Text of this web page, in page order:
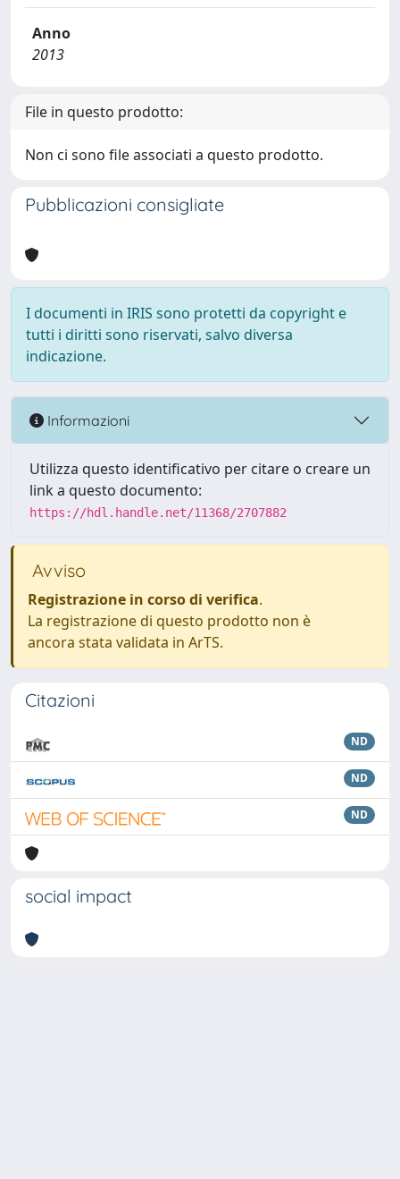
Anno
2013
File in questo prodotto:
Non ci sono file associati a questo prodotto.
Pubblicazioni consigliate
I documenti in IRIS sono protetti da copyright e
tutti i diritti sono riservati, salvo diversa
indicazione.
Informazioni
Utilizza questo identificativo per citare o creare un
link a questo documento:
https://hdl.handle.net/11368/2707882
Avviso
Registrazione in corso di verifica.
La registrazione di questo prodotto non è
ancora stata validata in ArTS.
Citazioni
ND
ND
ND
social impact